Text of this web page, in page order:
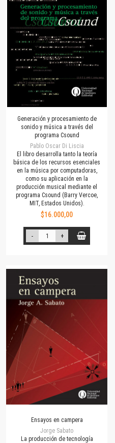
Generación y procesamiento de
sonido y música a través del
programa Csound
Pablo Oscar Di Liscia
El libro desarrolla tanto la teoría
básica de los recursos esenciales
en la música por computadoras,
como su aplicación en la
producción musical mediante el
programa Csound (Barry Vercoe,
MIT, Estados Unidos).
$16.000,00
- +
Ensayos en campera
Jorge Sabato
La producción de tecnología